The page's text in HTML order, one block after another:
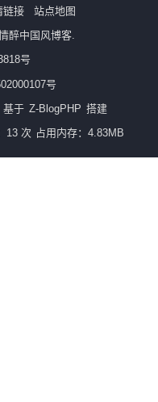
链接
站点地图
醉中国风博客.
号
号
基于 Z-BlogPHP 搭建
13 次 占用内存：4.83MB